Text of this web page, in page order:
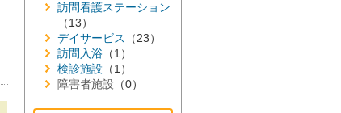
訪問看護ステーション
（13）
デイサービス
（23）
訪問入浴 （1）
検診施設 （1）
障害者施設 （0）